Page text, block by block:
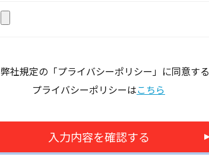
弊社規定の「プライバシーポリシー」に同意する
プライバシーポリシーはこちら